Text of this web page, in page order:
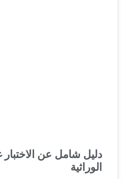
دليل شامل عن
الوراثية